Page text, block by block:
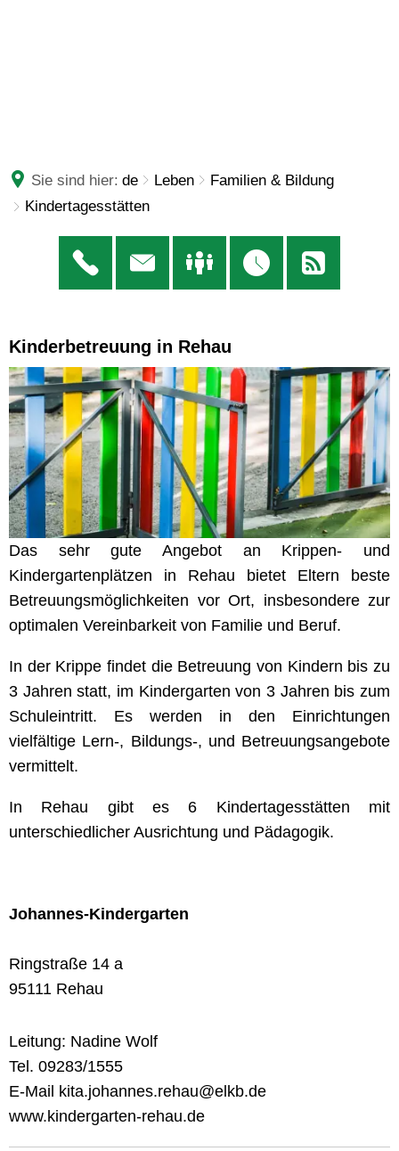
Sie sind hier: de Leben
Familien & Bildung
Kindertagesstätten
Kinderbetreuung in Rehau
Das sehr gute Angebot an Krippen- und
Kindergartenplätzen in Rehau bietet Eltern beste
Betreuungsmöglichkeiten vor Ort, insbesondere zur
optimalen Vereinbarkeit von Familie und Beruf.
In der Krippe findet die Betreuung von Kindern bis zu
3 Jahren statt, im Kindergarten von 3 Jahren bis zum
Schuleintritt. Es werden in den Einrichtungen
vielfältige Lern-, Bildungs-, und Betreuungsangebote
vermittelt.
In Rehau gibt es 6 Kindertagesstätten mit
unterschiedlicher Ausrichtung und Pädagogik.
Johannes-Kindergarten
Ringstraße 14 a
95111 Rehau
Leitung: Nadine Wolf
Tel. 09283/1555
E-Mail kita.johannes.rehau@elkb.de
www.kindergarten-rehau.de